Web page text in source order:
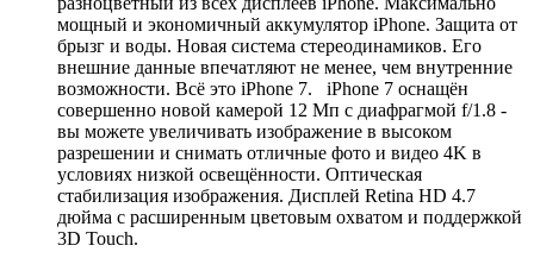
мощный и экономичный аккумулятор iPhone. Защита от
брызг и воды. Новая система стереодинамиков. Его
внешние данные впечатляют не менее, чем внутренние
возможности. Всё это iPhone 7. iPhone 7 оснащён
совершенно новой камерой 12 Мп с диафрагмой f/1.8 -
вы можете увеличивать изображение в высоком
разрешении и снимать отличные фото и видео 4K в
условиях низкой освещённости. Оптическая
стабилизация изображения. Дисплей Retina HD 4.7
дюйма с расширенным цветовым охватом и поддержкой
3D Touch.